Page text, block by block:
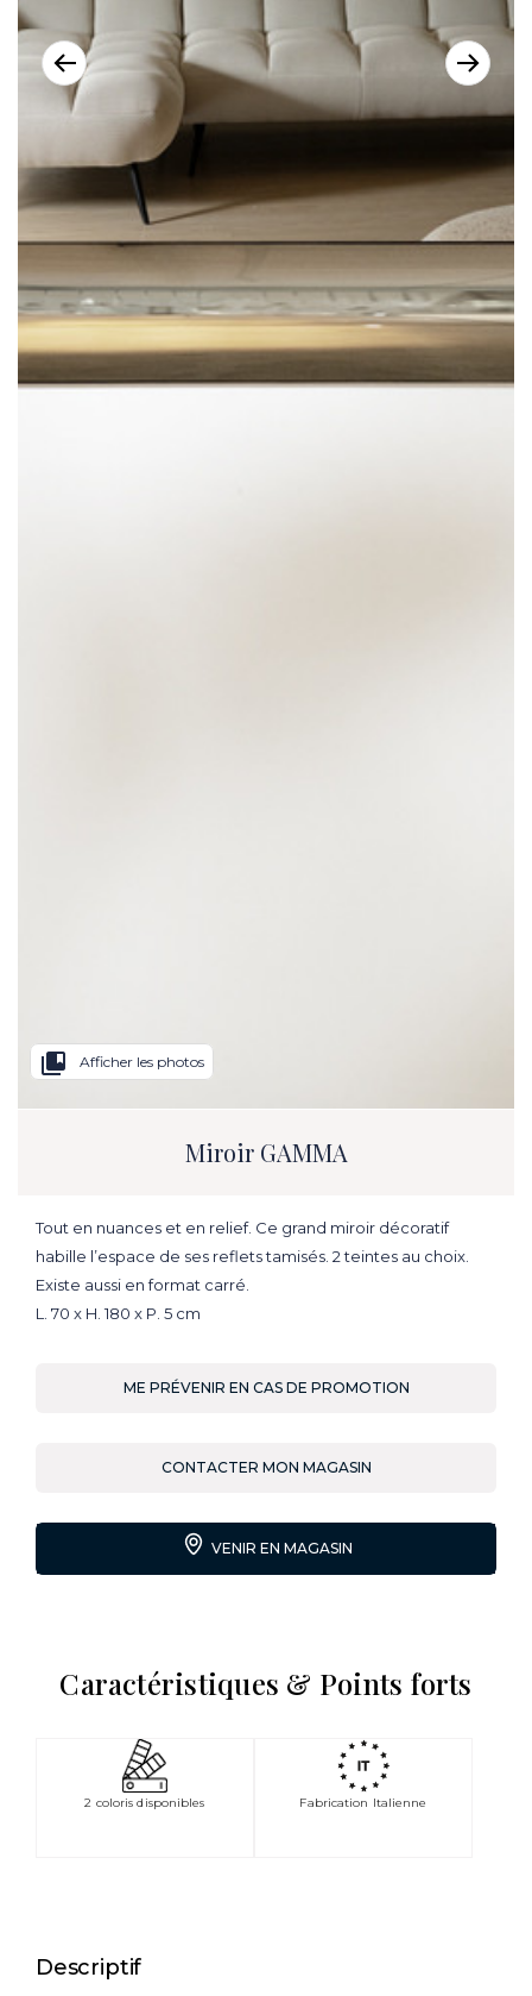
collections_bookmark Afficher les photos
Miroir GAMMA
Tout en nuances et en relief. Ce grand miroir décoratif
habille l’espace de ses reflets tamisés. 2 teintes au choix.
Existe aussi en format carré.
L. 70 x H. 180 x P. 5 cm
ME PRÉVENIR EN CAS DE PROMOTION
CONTACTER MON MAGASIN
VENIR EN MAGASIN
Caractéristiques & Points forts
2 coloris disponibles Fabrication Italienne
Descriptif